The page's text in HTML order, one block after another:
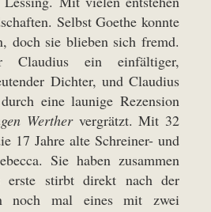
Selbst Goethe konnte
doch sie blieben sich fremd.
Claudius ein einfältiger,
Dichter, und Claudius
eine launige Rezension
Werthervergrätzt. Mit 32
17 Jahre alte Schreiner- und
Sie haben zusammen
erste stirbt direkt nach der
noch mal eines mit zwei